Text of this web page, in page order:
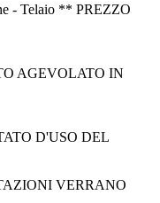
- Telaio ** PREZZO
AGEVOLATO IN
D'USO DEL
VERRANO